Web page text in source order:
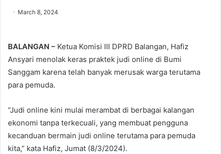
March 8, 2024
BALANGAN – Ketua Komisi III DPRD Balangan, Hafiz
Ansyari menolak keras praktek judi online di Bumi
Sanggam karena telah banyak merusak warga terutama
para pemuda.
“Judi online kini mulai merambat di berbagai kalangan
ekonomi tanpa terkecuali, yang membuat pengguna
kecanduan bermain judi online terutama para pemuda
kita,” kata Hafiz, Jumat (8/3/2024).